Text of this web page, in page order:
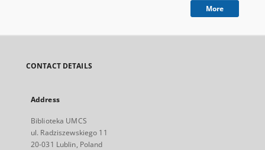
More
CONTACT DETAILS
Address
Biblioteka UMCS
ul. Radziszewskiego 11
20-031 Lublin, Poland